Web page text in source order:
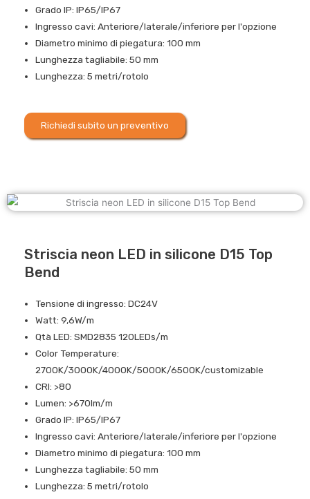
Grado IP: IP65/IP67
Ingresso cavi: Anteriore/laterale/inferiore per l'opzione
Diametro minimo di piegatura: 100 mm
Lunghezza tagliabile: 50 mm
Lunghezza: 5 metri/rotolo
Richiedi subito un preventivo
Striscia neon LED in silicone D15 Top
Bend
Tensione di ingresso: DC24V
Watt: 9,6W/m
Qtà LED: SMD2835 120LEDs/m
Color Temperature:
2700K/3000K/4000K/5000K/6500K/customizable
CRI: >80
Lumen: >670lm/m
Grado IP: IP65/IP67
Ingresso cavi: Anteriore/laterale/inferiore per l'opzione
Diametro minimo di piegatura: 100 mm
Lunghezza tagliabile: 50 mm
Lunghezza: 5 metri/rotolo